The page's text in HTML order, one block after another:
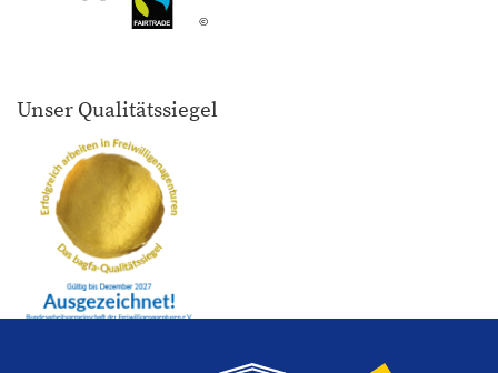
©
Unser Qualitätssiegel